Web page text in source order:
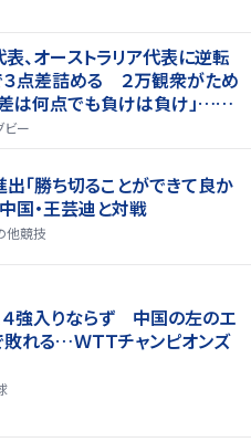
表、オーストラリア代表に逆転
点差詰める ２万観衆がため
は何点でも負けは負け」…前
トライ、３２ー３５で惜敗
ビー
「勝ち切ることができて良か
国・王芸迪と対戦
他競技
４強入りならず 中国の左のエ
敗れる…ＷＴＴチャンピオンズ